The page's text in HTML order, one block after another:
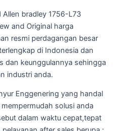
Allen bradley 1756-L73
and Original harga
resmi perdagangan besar
di Indonesia dan
dan keunggulannya sehingga
industri anda.
Enggenering yang handal
solusi anda
dalam waktu cepat,tepat